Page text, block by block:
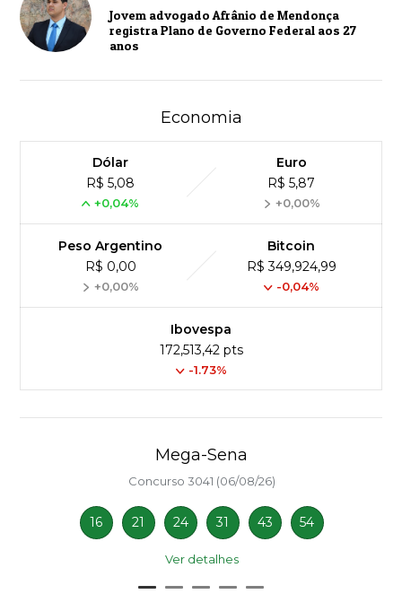
Jovem advogado Afrânio de Mendonça
registra Plano de Governo Federal aos 27
anos
Economia
Dólar
R$ 5,08
+0,04%
Euro
R$ 5,87
+0,00%
Peso Argentino
R$ 0,00
+0,00%
Bitcoin
R$ 349,924,99
-0,04%
Ibovespa
172,513,42 pts
-1.73%
Mega-Sena
Concurso 3041 (06/08/26)
16 21 24 31 43 54
Ver detalhes